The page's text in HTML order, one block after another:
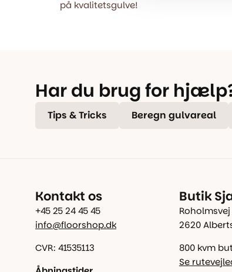
på kvalitetsgulve!
Har du brug for
Tips & Tricks Beregn gulvareal
Kontakt os
+45 25 24 45 45
info@floorshop.dk
CVR: 41535113
Butik
Roholmsvej
2620
800 kvm
Se